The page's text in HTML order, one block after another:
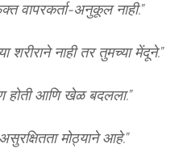
वापरकर्ता-अनुकूल नाही.”
शरीराने नाही तर तुमच्या मेंदूने.”
होती आणि खेळ बदलला.”
मोठ्याने आहे.”